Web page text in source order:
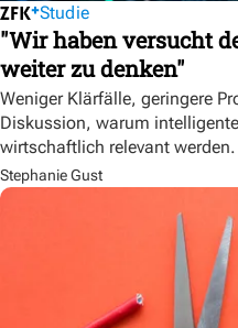
Studie
"Wir haben versucht
weiter zu denken"
Weniger Klärfälle, geringere
Diskussion, warum
wirtschaftlich relevant werden.
Stephanie Gust